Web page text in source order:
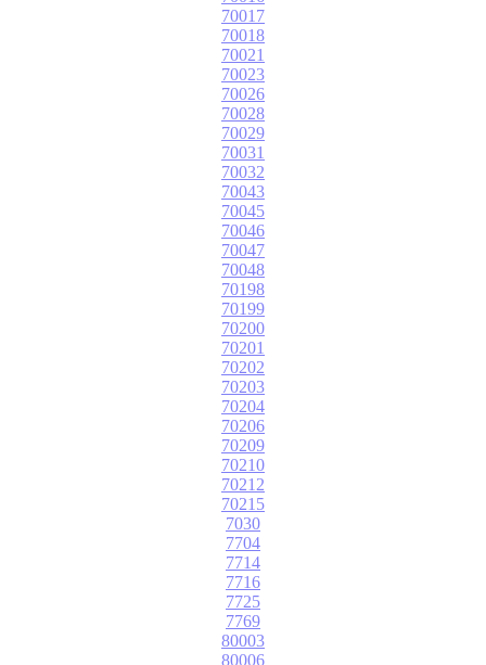
70017
70018
70021
70023
70026
70028
70029
70031
70032
70043
70045
70046
70047
70048
70198
70199
70200
70201
70202
70203
70204
70206
70209
70210
70212
70215
7030
7704
7714
7716
7725
7769
80003
80006